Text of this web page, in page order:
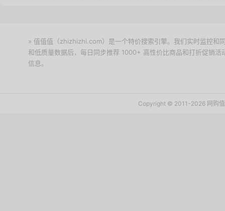
» 值值值（zhizhizhi.com）是一个特价搜索引擎。我们实时监控和
和低质量数据后，每日同步推荐 1000+ 高性价比商品和打折促销
信息。
Copyright © 2011-2026 网购